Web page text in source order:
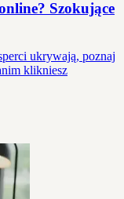
Szokujące
ukrywają, poznaj
klikniesz